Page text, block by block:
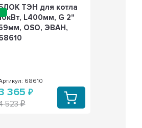
ТЭН для котла
L400мм, G 2"
OSO, ЭВАН,
68610
365
523